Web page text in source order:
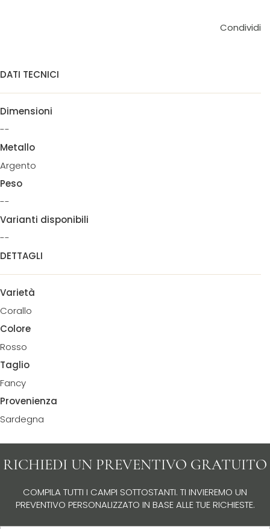
Condividi
DATI TECNICI
Dimensioni
--
Metallo
Argento
Peso
--
Varianti disponibili
--
DETTAGLI
Varietà
Corallo
Colore
Rosso
Taglio
Fancy
Provenienza
Sardegna
RICHIEDI UN PREVENTIVO GRATUITO
COMPILA TUTTI I CAMPI SOTTOSTANTI. TI INVIEREMO UN
PREVENTIVO PERSONALIZZATO IN BASE ALLE TUE RICHIESTE.